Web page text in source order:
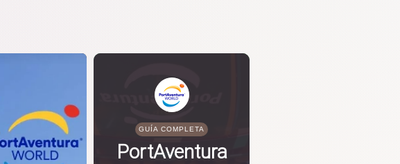
GUÍA COMPLETA
PortAventura